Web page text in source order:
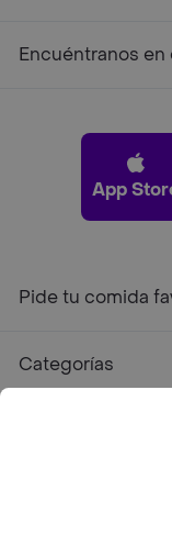
Encuéntranos en
App
Pide tu comida
Categorías